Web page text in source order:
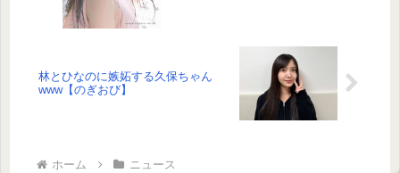
林とひなのに嫉妬する久保ちゃん
www【のぎおび】
ホーム ニュース